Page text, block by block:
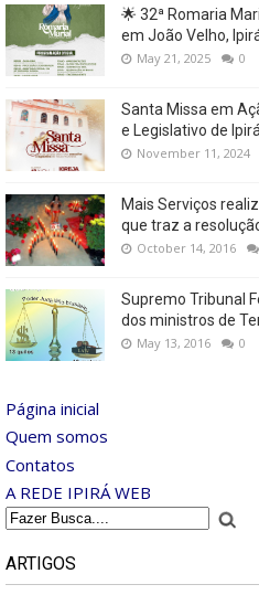
🌟 32ª Romaria
em João Velho,
May 21, 2025 0
Santa Missa em
e Legislativo de Ipirá
November 11, 2024
Mais Serviços
que traz a
October 14, 2016
Supremo Tribunal
dos ministros de
May 13, 2016 0
Página inicial
Quem somos
Contatos
A REDE IPIRÁ WEB
ARTIGOS